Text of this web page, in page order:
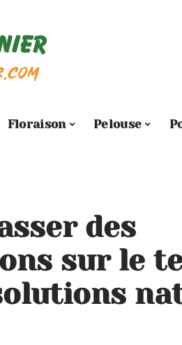
Floraison Pelouse
des
sur le